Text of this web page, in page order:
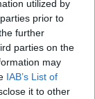
utilized by
prior to
further
parties on the
may
IAB’s List of
it to other
21%),
σε